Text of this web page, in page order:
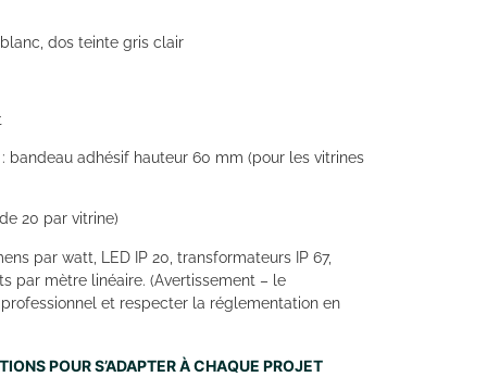
dos teinte gris clair
bandeau adhésif hauteur 60 mm (pour les vitrines
20 par vitrine)
par watt, LED IP 20, transformateurs IP 67,
par mètre linéaire. (Avertissement – le
et respecter la réglementation en
POUR S’ADAPTER À CHAQUE PROJET